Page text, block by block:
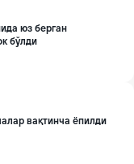
юз берган
бўлди
вақтинча ёпилди